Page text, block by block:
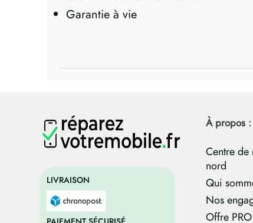
Garantie à vie
LIVRAISON
À propos :
Centre de
nord
Qui
Nos
Offre PRO